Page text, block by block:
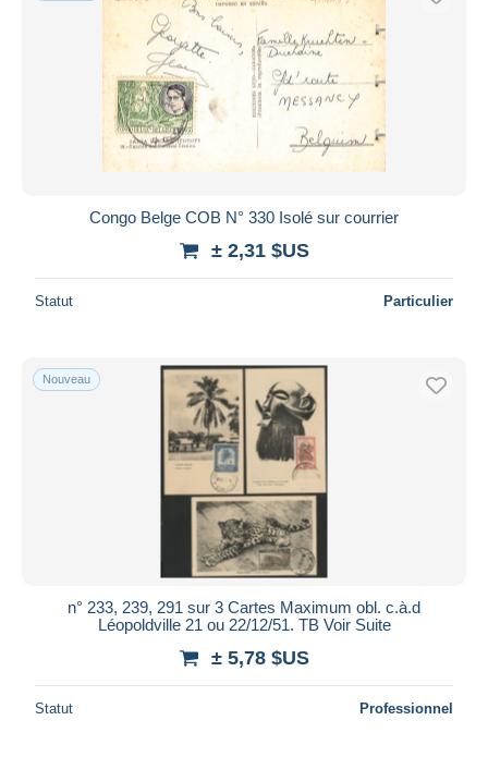
Congo Belge COB N° 330 Isolé sur courrier
± 2,31 $US
Statut Particulier
Nouveau
n° 233, 239, 291 sur 3 Cartes Maximum obl. c.à.d
Léopoldville 21 ou 22/12/51. TB Voir Suite
± 5,78 $US
Statut Professionnel